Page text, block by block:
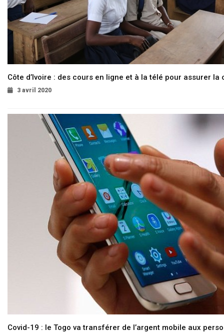
Côte d’Ivoire : des cours en ligne et à la télé pour assurer la
3 avril 2020
Covid-19 : le Togo va transférer de l’argent mobile aux